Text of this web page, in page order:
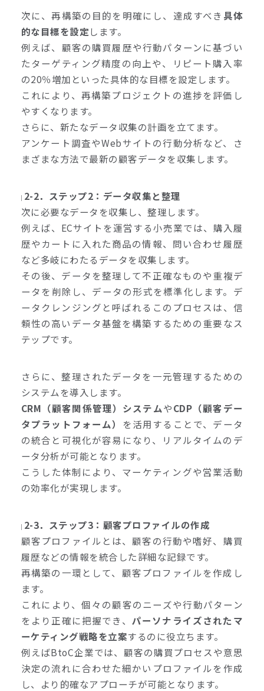
次に、再構築の目的を明確にし、達成すべき 具体
的な目標を設定します。
例えば、顧客の購買履歴や行動パターンに基づい
たターゲティング精度の向上や、リピート購入率
の20％増加といった具体的な目標を設定します。
これにより、再構築プロジェクトの進捗を評価し
やすくなります。
さらに、新たなデータ収集の計画を立てます。
アンケート調査やWebサイトの行動分析など、さ
まざまな方法で最新の顧客データを収集します。
2-2．ステップ2：データ収集と整理
次に必要なデータを収集し、整理します。
例えば、ECサイトを運営する小売業では、購入履
歴やカートに入れた商品の情報、問い合わせ履歴
など多岐にわたるデータを収集します。
その後、データを整理して不正確なものや重複デ
ータを削除し、データの形式を標準化します。デ
ータクレンジングと呼ばれるこのプロセスは、信
頼性の高いデータ基盤を構築するための重要なス
テップです。
さらに、整理されたデータを一元管理するための
システムを導入します。
CRM（顧客関係管理）システムやCDP（顧客デー
タプラットフォーム）
を活用することで、データ
の統合と可視化が容易になり、リアルタイムのデ
ータ分析が可能となります。
こうした体制により、マーケティングや営業活動
の効率化が実現します。
2-3．ステップ3：顧客プロファイルの作成
顧客プロファイルとは、顧客の行動や嗜好、購買
履歴などの情報を統合した詳細な記録です。
再構築の一環として、顧客プロファイルを作成し
ます。
これにより、個々の顧客のニーズや行動パターン
をより正確に把握でき、 パーソナライズされたマ
ーケティング戦略を立案するのに役立ちます。
例えばBtoC企業では、顧客の購買プロセスや意思
決定の流れに合わせた細かいプロファイルを作成
し、より的確なアプローチが可能となります。